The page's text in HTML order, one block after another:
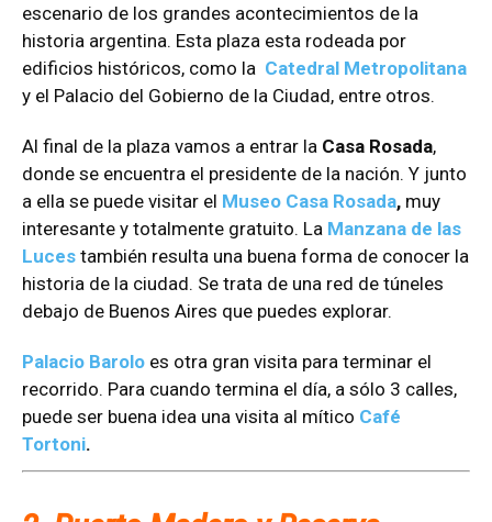
escenario de los grandes acontecimientos de la
historia argentina. Esta plaza esta rodeada por
edificios históricos, como la Catedral Metropolitana
y el Palacio del Gobierno de la Ciudad, entre otros.
Al final de la plaza vamos a entrar la Casa Rosada,
donde se encuentra el presidente de la nación. Y junto
a ella se puede visitar el Museo Casa Rosada, muy
interesante y totalmente gratuito. La Manzana de las
Luces también resulta una buena forma de conocer la
historia de la ciudad. Se trata de una red de túneles
debajo de Buenos Aires que puedes explorar.
Palacio Barolo es otra gran visita para terminar el
recorrido. Para cuando termina el día, a sólo 3 calles,
puede ser buena idea una visita al mítico Café
Tortoni.